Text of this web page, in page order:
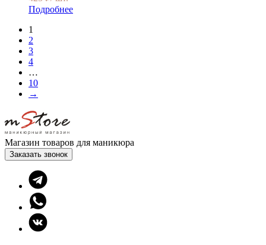
Подробнее
1
2
3
4
…
10
→
Магазин товаров для маникюра
Заказать звонок